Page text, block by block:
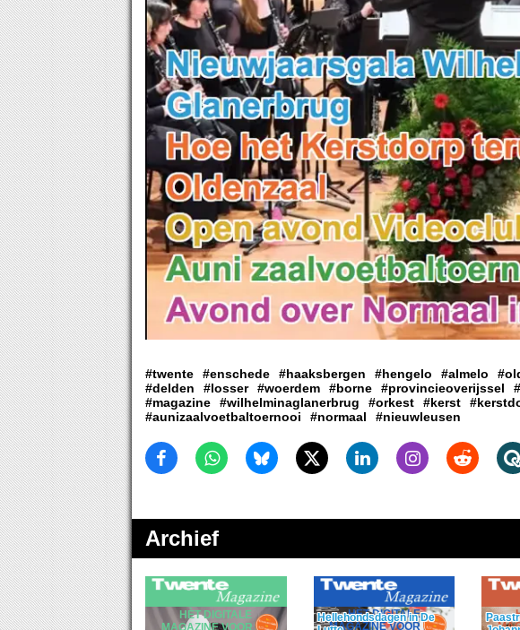
#twente #enschede #haaksbergen #hengelo #almelo
#delden
#losser #woerdem #borne #provincieoverijssel
#magazine
#wilhelminaglanerbrug #orkest #kerst
#aunizaalvoetbaltoernooi
#normaal #nieuwleusen
Archief
HÈT DIGITALE
MAGAZINE VOOR DE
HÈT DIGITALE
MAGAZINE VOOR DE
Hellehondsdagen in De